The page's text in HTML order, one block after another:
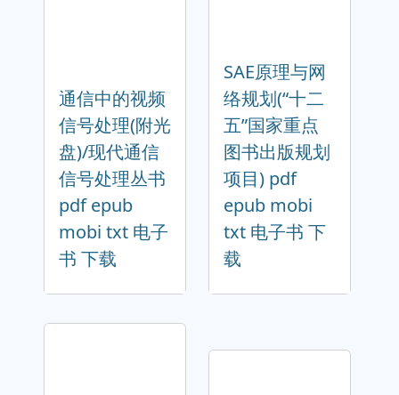
通信中的视频
信号处理(附光
盘)/现代通信
信号处理丛书
pdf epub
mobi txt 电子
书 下载
SAE原理与网
络规划(“十二
五”国家重点
图书出版规划
项目) pdf
epub mobi
txt 电子书 下
载